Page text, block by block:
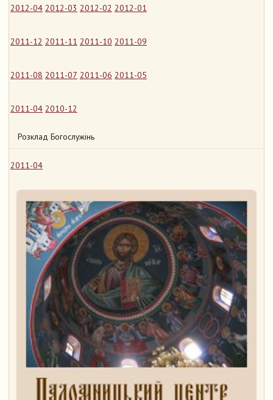
2012-04 2012-03 2012-02 2012-01
2011-12 2011-11 2011-10 2011-09
2011-08 2011-07 2011-06 2011-05
2011-04 2010-12
Розклад Богослужінь
2011-04